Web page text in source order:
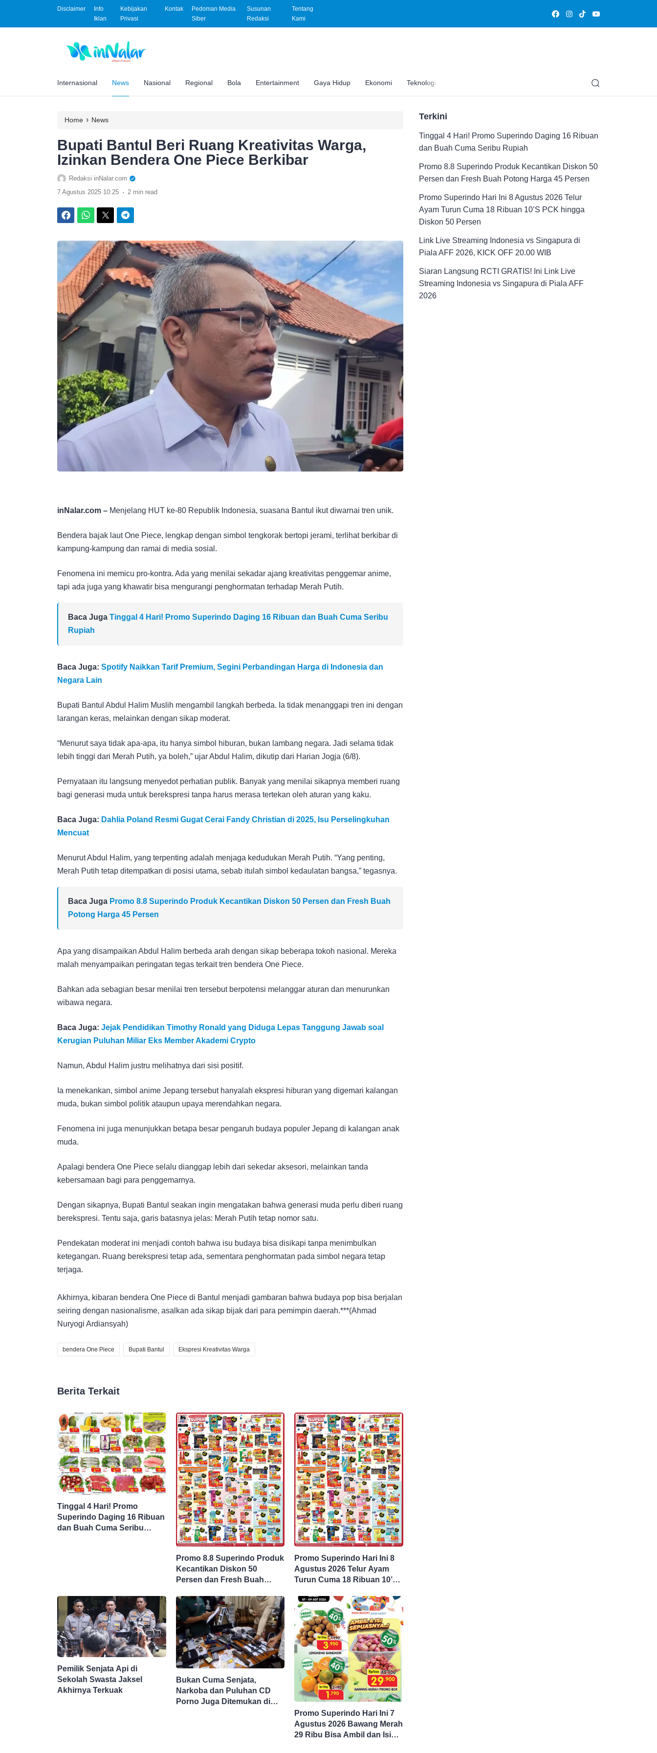
Disclaimer
Info
Iklan
Kebijakan
Privasi
Kontak
Pedoman Media
Siber
Susunan
Redaksi
Tentang
Kami
Internasional News Nasional Regional Bola Entertainment Gaya Hidup Ekonomi Teknologi Edukasi
Home › News
Bupati Bantul Beri Ruang Kreativitas Warga,
Izinkan Bendera One Piece Berkibar
Redaksi inNalar.com
7 Agustus 2025 10:25 . 2 min read
inNalar.com – Menjelang HUT ke-80 Republik Indonesia, suasana Bantul ikut diwarnai tren unik.
Bendera bajak laut One Piece, lengkap dengan simbol tengkorak bertopi jerami, terlihat berkibar di
kampung-kampung dan ramai di media sosial.
Fenomena ini memicu pro-kontra. Ada yang menilai sekadar ajang kreativitas penggemar anime,
tapi ada juga yang khawatir bisa mengurangi penghormatan terhadap Merah Putih.
Baca Juga Tinggal 4 Hari! Promo Superindo Daging 16 Ribuan dan Buah Cuma Seribu
Rupiah
Baca Juga: Spotify Naikkan Tarif Premium, Segini Perbandingan Harga di Indonesia dan
Negara Lain
Bupati Bantul Abdul Halim Muslih mengambil langkah berbeda. Ia tidak menanggapi tren ini dengan
larangan keras, melainkan dengan sikap moderat.
“Menurut saya tidak apa-apa, itu hanya simbol hiburan, bukan lambang negara. Jadi selama tidak
lebih tinggi dari Merah Putih, ya boleh,” ujar Abdul Halim, dikutip dari Harian Jogja (6/8).
Pernyataan itu langsung menyedot perhatian publik. Banyak yang menilai sikapnya memberi ruang
bagi generasi muda untuk berekspresi tanpa harus merasa tertekan oleh aturan yang kaku.
Baca Juga: Dahlia Poland Resmi Gugat Cerai Fandy Christian di 2025, Isu Perselingkuhan
Mencuat
Menurut Abdul Halim, yang terpenting adalah menjaga kedudukan Merah Putih. “Yang penting,
Merah Putih tetap ditempatkan di posisi utama, sebab itulah simbol kedaulatan bangsa,” tegasnya.
Baca Juga Promo 8.8 Superindo Produk Kecantikan Diskon 50 Persen dan Fresh Buah
Potong Harga 45 Persen
Apa yang disampaikan Abdul Halim berbeda arah dengan sikap beberapa tokoh nasional. Mereka
malah menyampaikan peringatan tegas terkait tren bendera One Piece.
Bahkan ada sebagian besar menilai tren tersebut berpotensi melanggar aturan dan menurunkan
wibawa negara.
Baca Juga: Jejak Pendidikan Timothy Ronald yang Diduga Lepas Tanggung Jawab soal
Kerugian Puluhan Miliar Eks Member Akademi Crypto
Namun, Abdul Halim justru melihatnya dari sisi positif.
Ia menekankan, simbol anime Jepang tersebut hanyalah ekspresi hiburan yang digemari kalangan
muda, bukan simbol politik ataupun upaya merendahkan negara.
Fenomena ini juga menunjukkan betapa besar pengaruh budaya populer Jepang di kalangan anak
muda.
Apalagi bendera One Piece selalu dianggap lebih dari sekedar aksesori, melainkan tanda
kebersamaan bagi para penggemarnya.
Dengan sikapnya, Bupati Bantul seakan ingin mengatakan bahwa generasi muda perlu diberi ruang
berekspresi. Tentu saja, garis batasnya jelas: Merah Putih tetap nomor satu.
Pendekatan moderat ini menjadi contoh bahwa isu budaya bisa disikapi tanpa menimbulkan
ketegangan. Ruang berekspresi tetap ada, sementara penghormatan pada simbol negara tetap
terjaga.
Akhirnya, kibaran bendera One Piece di Bantul menjadi gambaran bahwa budaya pop bisa berjalan
seiring dengan nasionalisme, asalkan ada sikap bijak dari para pemimpin daerah.***(Ahmad
Nuryogi Ardiansyah)
bendera One Piece Bupati Bantul Ekspresi Kreativitas Warga
Berita Terkait
Tinggal 4 Hari! Promo
Superindo Daging 16 Ribuan
dan Buah Cuma Seribu
Promo 8.8 Superindo Produk
Kecantikan Diskon 50
Persen dan Fresh Buah
Promo Superindo Hari Ini 8
Agustus 2026 Telur Ayam
Turun Cuma 18 Ribuan 10’S
Persen
Pemilik Senjata Api di
Sekolah Swasta Jaksel
Akhirnya Terkuak
Bukan Cuma Senjata,
Narkoba dan Puluhan CD
Porno Juga Ditemukan di
Promo Superindo Hari Ini 7
Agustus 2026 Bawang Merah
29 Ribu Bisa Ambil dan Isi
Terkini
Tinggal 4 Hari! Promo Superindo Daging 16 Ribuan
dan Buah Cuma Seribu Rupiah
Promo 8.8 Superindo Produk Kecantikan Diskon 50
Persen dan Fresh Buah Potong Harga 45 Persen
Promo Superindo Hari Ini 8 Agustus 2026 Telur
Ayam Turun Cuma 18 Ribuan 10’S PCK hingga
Diskon 50 Persen
Link Live Streaming Indonesia vs Singapura di
Piala AFF 2026, KICK OFF 20.00 WIB
Siaran Langsung RCTI GRATIS! Ini Link Live
Streaming Indonesia vs Singapura di Piala AFF
2026